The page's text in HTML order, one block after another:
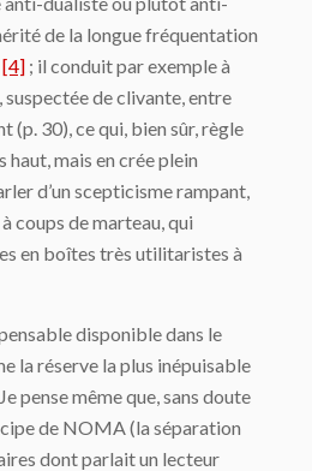
de la longue fréquentation
[4] ; il conduit par exemple à
de clivante, entre
(p. 30), ce qui, bien sûr, règle
haut, mais en crée plein
d’un scepticisme rampant,
coups de marteau, qui
en boîtes très utilitaristes à
disponible dans le
la réserve la plus inépuisable
pense même que, sans doute
de NOMA (la séparation
dont parlait un lecteur